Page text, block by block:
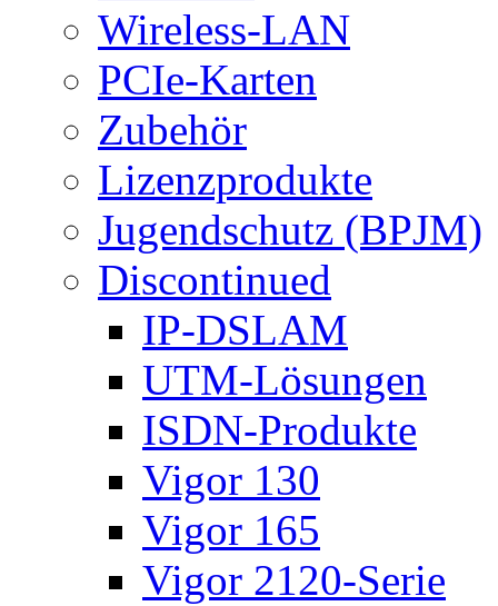
Wireless-LAN
PCIe-Karten
Zubehör
Lizenzprodukte
Jugendschutz (BPJM)
Discontinued
IP-DSLAM
UTM-Lösungen
ISDN-Produkte
Vigor 130
Vigor 165
Vigor 2120-Serie